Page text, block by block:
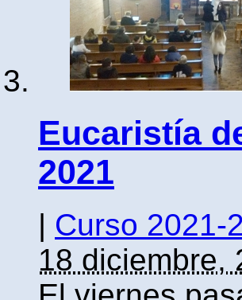
Eucaristía
2021
| Curso 2021-
18 diciembre,